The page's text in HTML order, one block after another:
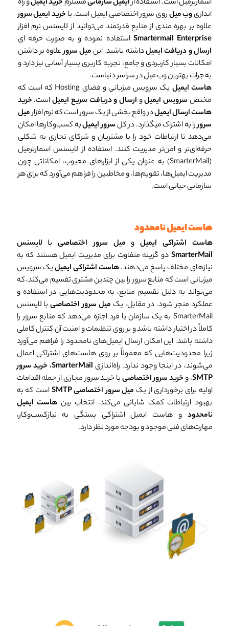
اندازیوب میلروی سرور اختصاصی ایمیل است. با خرید ایمیل سرور
علاوه بر بهره مندی از منابع قدرتمند می‌توانید از لایسنس نرم افزار
Smartermail Enterprise استفاده نموده و به صورت حرفه ای
ارسال و دریافت ایمیلداشته باشید. اینمیل سرورعلاوه بر داشتن
امکانات بسیار کاربردی و جامع، تجربه کاربری بسیار آسانی نیز دارد و
به جرات بهترین وب میل در سراسر دنیاست.
هاست ایمیل
یک سرویس میزبانی و فضای Hosting که است که
مختص سرویس ایمیلو ارسال و دریافت سریع ایمیلاست. خرید
هاست ارسال ایمیلدر واقع بخشی از یک سرور است که نرم افزارمیل
سروررا به اشتراک میگذارد. در کلسرور ایمیلبه کسب‌وکارها امکان
می‌دهد تا ارتباطات خود را با مشتریان و شرکای تجاری به شکلی
حرفه‌ای‌تر و امن‌تر مدیریت کنند. استفاده از لایسنس اسمارترمیل
(SmarterMail) به عنوان یکی از ابزارهای محبوب، امکاناتی چون
مدیریت ایمیل‌ها، تقویم‌ها، و مخاطبین را فراهم می‌آورد که برای هر
سازمانی حیاتی است.
هاست ایمیل نامحدود
هاست اشتراکی ایمیلو میل سرور اختصاصیبا لایسنس
SmarterMail دو گزینه متفاوت برای مدیریت ایمیل هستند که به
نیازهای مختلف پاسخ می‌دهند.هاست اشتراکی ایمیلیک سرویس
میزبانی است که منابع سرور را بین چندین مشتری تقسیم می‌کند، که
می‌تواند به دلیل تقسیم منابع، به محدودیت‌هایی در استفاده و
عملکرد منجر شود. در مقابل، یک میل سرور اختصاصیبا لایسنس
SmarterMail به یک سازمان یا فرد اجازه می‌دهد که منابع سرور را
کاملاً در اختیار داشته باشد و بر روی تنظیمات و امنیت آن کنترل کاملی
داشته باشد. این امکان ارسال ایمیل‌های نامحدود را فراهم می‌آورد
زیرا محدودیت‌هایی که معمولاً بر روی هاست‌های اشتراکی اعمال
می‌شوند، در اینجا وجود ندارد. راه‌اندازی SmarterMail، خرید سرور
SMTP، وخرید سرور اختصاصییا خرید سرور مجازی از جمله اقدامات
اولیه برای برخورداری از یک میل سرور اختصاصی SMTP
است که به
بهبود ارتباطات کمک شایانی می‌کند. انتخاب بین هاست ایمیل
نامحدود و هاست ایمیل اشتراکی بستگی به نیازکسب‌وکار،
مهارت‌های فنی موجود و بودجه مورد نظر دارد.